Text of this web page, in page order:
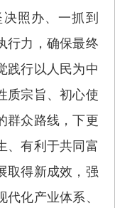
照办、一抓到
行力，确保最终
践行以人民为中
质宗旨、初心使
群众路线，下更
、有利于共同富
取得新成效，强
化产业体系、